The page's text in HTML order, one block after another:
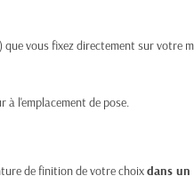
vous fixez directement sur votre
l'emplacement de pose.
de finition de votre choixdans un